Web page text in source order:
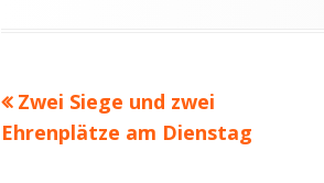
Beitragsnavigation
Vorheriger
Beitrag:
Zwei Siege und zwei
Ehrenplätze am Dienstag